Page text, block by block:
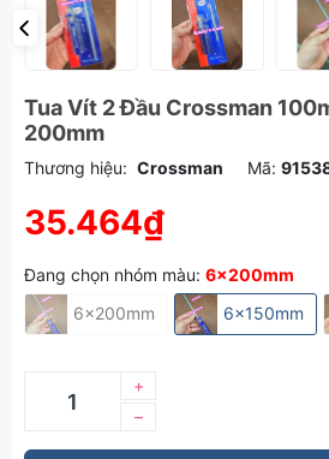
Tua Vít 2 Đầu Crossman
200mm
Thương hiệu: Crossman Mã:
35.464₫
Đang chọn nhóm màu: 6x200mm
6x200mm
6x150mm
–
+